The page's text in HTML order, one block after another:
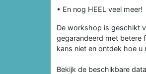
• En nog HEEL veel meer!
De workshop is geschikt
gegarandeerd met betere
kans niet en ontdek hoe u
Bekijk de beschikbare